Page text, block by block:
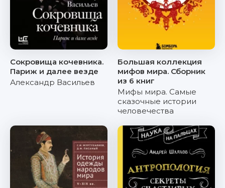
Сокровища кочевника.
Париж и далее везде
Александр Васильев
Большая коллекция
мифов мира. Сборник
из 6 книг
Мифы мира. Самые
сказочные истории
человечества